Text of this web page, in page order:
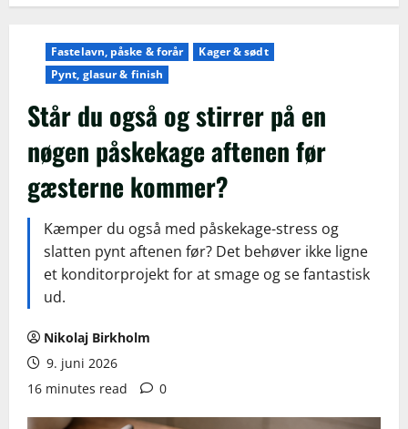
Fastelavn, påske & forår
Kager & sødt
Pynt, glasur & finish
Står du også og stirrer på en
nøgen påskekage aftenen før
gæsterne kommer?
Kæmper du også med påskekage-stress og
slatten pynt aftenen før? Det behøver ikke ligne
et konditorprojekt for at smage og se fantastisk
ud.
Nikolaj Birkholm
9. juni 2026
16 minutes read
0